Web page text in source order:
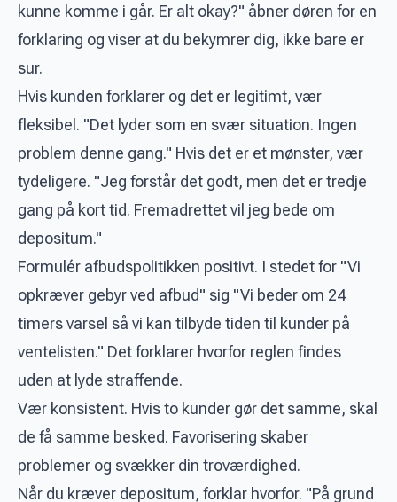
kunne komme i går. Er alt okay?" åbner døren for en
forklaring og viser at du bekymrer dig, ikke bare er
sur.
Hvis kunden forklarer og det er legitimt, vær
fleksibel. "Det lyder som en svær situation. Ingen
problem denne gang." Hvis det er et mønster, vær
tydeligere. "Jeg forstår det godt, men det er tredje
gang på kort tid. Fremadrettet vil jeg bede om
depositum."
Formulér afbudspolitikken positivt. I stedet for "Vi
opkræver gebyr ved afbud" sig "Vi beder om 24
timers varsel så vi kan tilbyde tiden til kunder på
ventelisten." Det forklarer hvorfor reglen findes
uden at lyde straffende.
Vær konsistent. Hvis to kunder gør det samme, skal
de få samme besked. Favorisering skaber
problemer og svækker din troværdighed.
Når du kræver depositum, forklar hvorfor. "På grund